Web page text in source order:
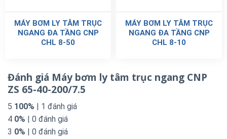
MÁY BƠM LY TÂM TRỤC
NGANG ĐA TẦNG CNP
CHL 8-50
MÁY BƠM LY TÂM TRỤC
NGANG ĐA TẦNG CNP
CHL 8-10
Đánh giá Máy bơm ly tâm trục ngang CNP
ZS 65-40-200/7.5
5 100% | 1 đánh giá
4 0% | 0 đánh giá
3 0% | 0 đánh giá